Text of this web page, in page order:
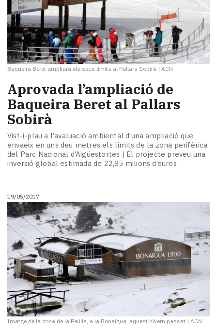
Baqueira Beret ampliarà els seus límits al Pallars Sobirà | ACN
Aprovada l’ampliació de
Baqueira Beret al Pallars
Sobirà
Vist-i-plau a l’avaluació ambiental d’una ampliació que
envaeix en uns deu metres els límits de la zona perifèrica
del Parc Nacional d’Aigüestortes | El projecte preveu una
inversió global estimada de 22,85 milions d’euros
19/05/2017
Imatge de la zona de la Peülla, a la Bonaigua, aquest hivern passat | ACN